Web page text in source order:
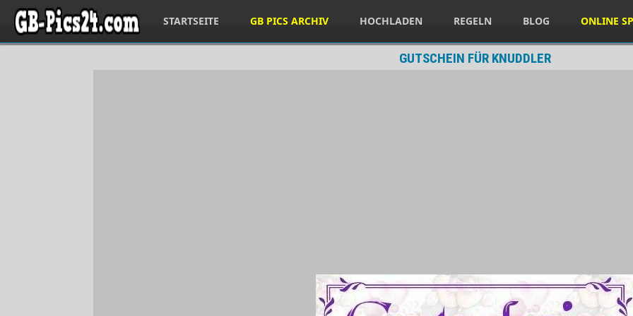
STARTSEITE GB PICS ARCHIV HOCHLADEN REGELN BLOG ONLINE
GUTSCHEIN FÜR KNUDDLER